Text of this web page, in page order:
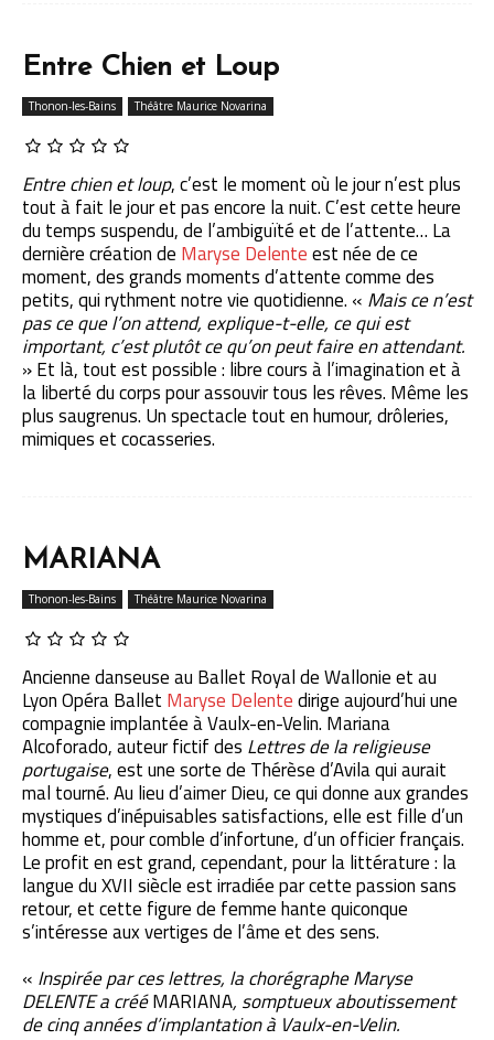
Entre Chien et Loup
Thonon-les-Bains Théâtre Maurice Novarina
Entre chien et loup, c’est le moment où le jour n’est plus
tout à fait le jour et pas encore la nuit. C’est cette heure
du temps suspendu, de l’ambiguïté et de l’attente… La
dernière création de Maryse Delenteest née de ce
moment, des grands moments d’attente comme des
petits, qui rythment notre vie quotidienne. « Mais ce n’est
pas ce que l’on attend, explique-t-elle, ce qui est
important, c’est plutôt ce qu’on peut faire en attendant.
» Et là, tout est possible : libre cours à l’imagination et à
la liberté du corps pour assouvir tous les rêves. Même les
plus saugrenus. Un spectacle tout en humour, drôleries,
mimiques et cocasseries.
MARIANA
Thonon-les-Bains Théâtre Maurice Novarina
Ancienne danseuse au Ballet Royal de Wallonie et au
Lyon Opéra Ballet Maryse Delentedirige aujourd’hui une
compagnie implantée à Vaulx-en-Velin. Mariana
Alcoforado, auteur fictif des Lettres de la religieuse
portugaise, est une sorte de Thérèse d’Avila qui aurait
mal tourné. Au lieu d’aimer Dieu, ce qui donne aux grandes
mystiques d’inépuisables satisfactions, elle est fille d’un
homme et, pour comble d’infortune, d’un officier français.
Le profit en est grand, cependant, pour la littérature : la
langue du XVII siècle est irradiée par cette passion sans
retour, et cette figure de femme hante quiconque
s’intéresse aux vertiges de l’âme et des sens.
« Inspirée par ces lettres, la chorégraphe Maryse
DELENTE a crééMARIANA, somptueux aboutissement
de cinq années d’implantation à Vaulx-en-Velin.